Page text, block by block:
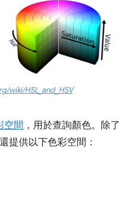
wiki/HSL_and_HSV
空間 ，用於查詢顏色。除了
提供以下色彩空間：